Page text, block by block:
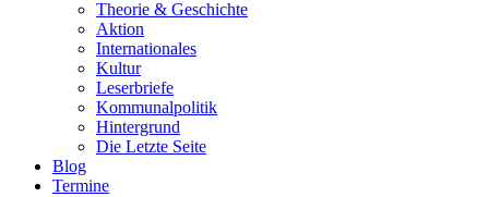
Theorie & Geschichte
Aktion
Internationales
Kultur
Leserbriefe
Kommunalpolitik
Hintergrund
Die Letzte Seite
Blog
Termine